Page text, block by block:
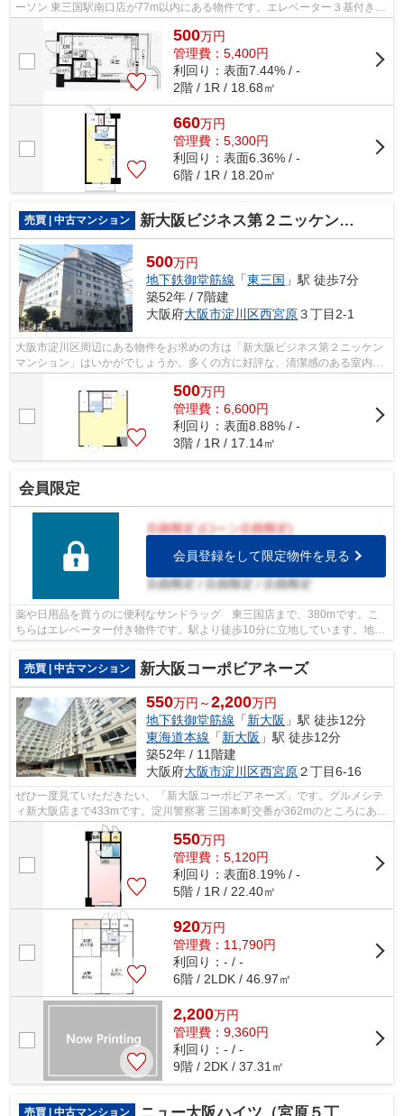
ーソン 東三国駅南口店が77m以内にある物件です。エレベーター３基付きの
マンションなので、楽に上り下りでき...
500万円
管理費：5,400円
利回り：表面7.44% / -
2階 / 1R / 18.68㎡
660万円
管理費：5,300円
利回り：表面6.36% / -
6階 / 1R / 18.20㎡
売買 | 中古マンション 新大阪ビジネス第２ニッケンマンション
500万円
地下鉄御堂筋線 「東三国 」駅 徒歩7分
築52年 / 7階建
大阪府大阪市淀川区西宮原３丁目2-1
大阪市淀川区周辺にある物件をお求めの方は「新大阪ビジネス第２ニッケン
マンション」はいかがでしょうか。多くの方に好評な、清潔感のある室内が
魅力の中古マンションです。徒歩7分圏...
500万円
管理費：6,600円
利回り：表面8.88% / -
3階 / 1R / 17.14㎡
会員限定
会員登録をして限定物件を見る
薬や日用品を買うのに便利なサンドラッグ 東三国店まで、380mです。こ
ちらはエレベーター付き物件です。駅より徒歩10分に立地しています。地下
売買 | 中古マンション
新大阪コーポビアネーズ
550万円～2,200万円
地下鉄御堂筋線 「新大阪 」駅 徒歩12分
東海道本線 「新大阪 」駅 徒歩12分
築52年 / 11階建
大阪府大阪市淀川区西宮原２丁目6-16
ぜひ一度見ていただきたい、「新大阪コーポビアネーズ」です。グルメシテ
ィ新大阪店まで433mです。淀川警察署 三国本町交番が362mのところにあり
ます。駅から少し離れた、駅徒歩12分の...
550万円
管理費：5,120円
利回り：表面8.19% / -
5階 / 1R / 22.40㎡
920万円
管理費：11,790円
利回り：- / -
6階 / 2LDK / 46.97㎡
2,200万円
管理費：9,360円
利回り：- / -
9階 / 2DK / 37.31㎡
売買 | 中古マンション